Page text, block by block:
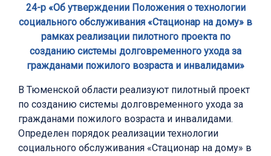
24-р «Об утверждении Положения о технологии
социального обслуживания «Стационар на дому» в
рамках реализации пилотного проекта по
созданию системы долговременного ухода за
гражданами пожилого возраста и инвалидами»
В Тюменской области реализуют пилотный проект
по созданию системы долговременного ухода за
гражданами пожилого возраста и инвалидами.
Определен порядок реализации технологии
социального обслуживания «Стационар на дому» в